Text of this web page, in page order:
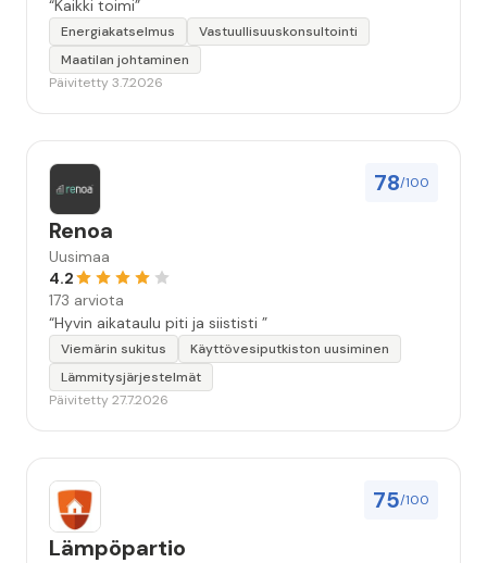
“Kaikki toimi”
Energiakatselmus
Vastuullisuuskonsultointi
Maatilan johtaminen
Päivitetty 3.7.2026
78/100
Renoa
Uusimaa
4.2
173 arviota
“Hyvin aikataulu piti ja siististi ”
Viemärin sukitus
Käyttövesiputkiston uusiminen
Lämmitysjärjestelmät
Päivitetty 27.7.2026
75/100
Lämpöpartio